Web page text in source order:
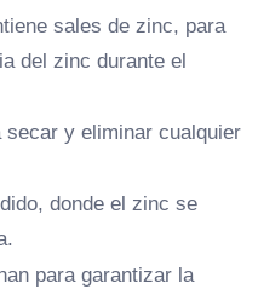
sales de zinc, para
del zinc durante el
y eliminar cualquier
donde el zinc se
para garantizar la